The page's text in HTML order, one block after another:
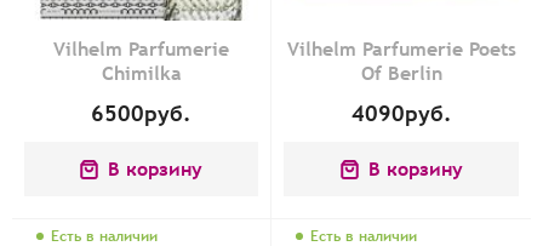
Vilhelm Parfumerie
Chimilka
6500руб.
В корзину
Vilhelm Parfumerie Poets
Of Berlin
4090руб.
В корзину
Есть в наличии Есть в наличии